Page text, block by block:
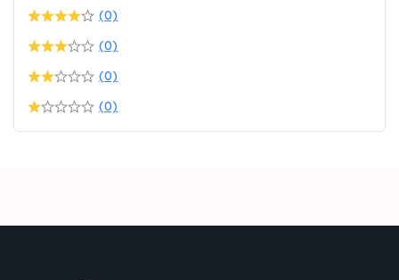
(0)
(0)
(0)
(0)